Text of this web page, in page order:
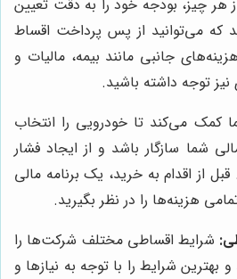
هر چیز، بودجه خود را به دقت تعیین
که می‌توانید از پس پرداخت اقساط
جانبی مانند بیمه، مالیات و
توجه داشته باشید.
کمک می‌کند تا خودرویی را انتخاب
شما سازگار باشد و از ایجاد فشار
از اقدام به خرید، یک برنامه مالی
هزینه‌ها را در نظر بگیرید.
شرایط اقساطی مختلف شرکت‌ها را
بهترین شرایط را با توجه به نیازها و